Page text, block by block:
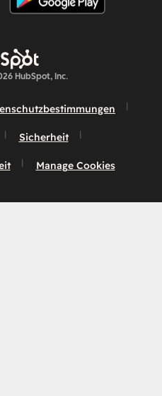
HubSpot, Inc.
Sicherheit
Manage Cookies